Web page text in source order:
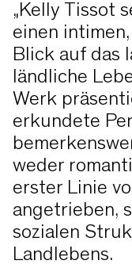
„Kelly Tissot
einen
Blick auf das
ländliche
Werk
erkundete
weder
erster Linie
angetrieben,
sozialen
Landlebens.